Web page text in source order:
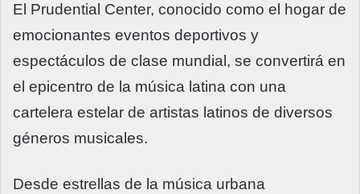
El Prudential Center, conocido como el hogar de
emocionantes eventos deportivos y
espectáculos de clase mundial, se convertirá en
el epicentro de la música latina con una
cartelera estelar de artistas latinos de diversos
géneros musicales.
Desde estrellas de la música urbana